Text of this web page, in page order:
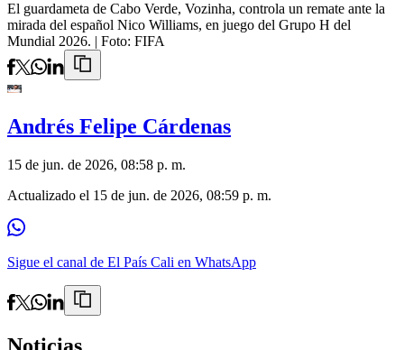
El guardameta de Cabo Verde, Vozinha, controla un remate ante la
mirada del español Nico Williams, en juego del Grupo H del
Mundial 2026. | Foto: FIFA
Andrés Felipe Cárdenas
15 de jun. de 2026, 08:58 p. m.
Actualizado el 15 de jun. de 2026, 08:59 p. m.
Sigue el canal de El País Cali en WhatsApp